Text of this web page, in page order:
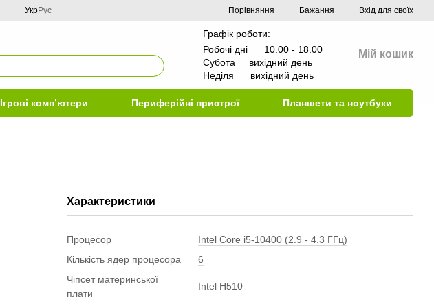
УкрРус Порівняння Бажання Вхід для своїх
Графік роботи:
Робочі дні 10.00 - 18.00
Субота вихідний день
Неділя вихідний день
Мій кошик
Ігрові комп’ютери Периферійні пристрої Планшети та ноутбуки
Характеристики
Процесор
Intel Core i5-10400 (2.9 - 4.3 ГГц)
Кількість ядер процесора
6
Чіпсет материнської
плати
Intel H510